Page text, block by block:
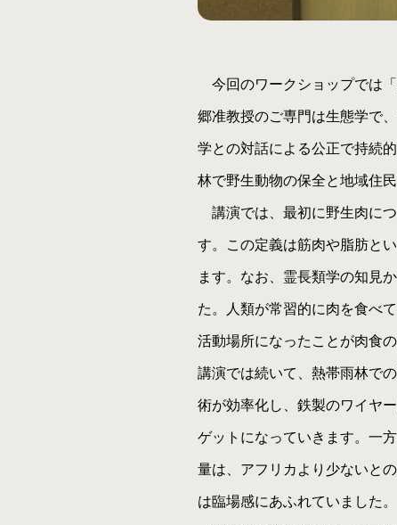
今回のワークショップでは
郷准教授のご専門は生態学で
学との対話による公正で持続
林で野生動物の保全と地域住
講演では、最初に野生肉に
す。この定義は筋肉や脂肪と
ます。なお、霊長類学の知見
た。人類が常習的に肉を食べ
活動場所になったことが肉食
講演では続いて、熱帯雨林で
術が効率化し、鉄製のワイヤ
ゲットになっていきます。一
量は、アフリカより少ないと
は臨場感にあふれていました。